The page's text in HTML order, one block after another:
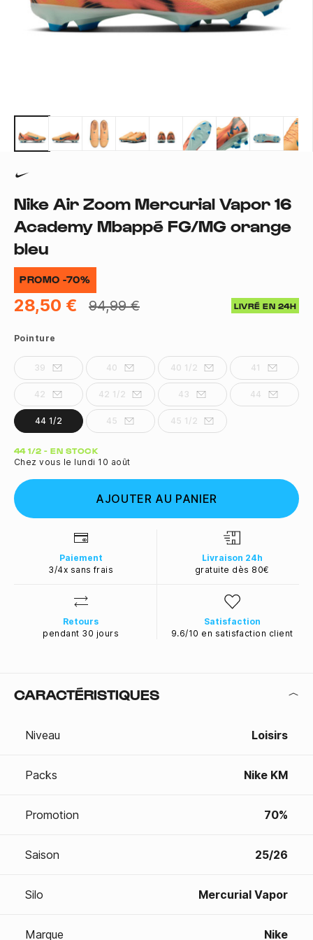
Nike Air Zoom Mercurial Vapor 16
Academy Mbappé FG/MG orange
bleu
PROMO -70%
28,50 € 94,99 € LIVRÉ EN 24H
Pointure
39 40 40 1/2 41
42 42 1/2 43 44
44 1/2 45 45 1/2
Quantité
44 1/2 - EN STOCK
Chez vous le lundi 10 août
AJOUTER AU PANIER
Paiement
3/4x sans frais
Livraison 24h
gratuite dès 80€
Retours
pendant 30 jours
Satisfaction
9.6/10 en satisfaction client
CARACTÉRISTIQUES
Niveau Loisirs
Packs Nike KM
Promotion 70%
Saison 25/26
Silo Mercurial Vapor
Marque Nike